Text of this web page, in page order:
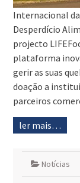
Internacional
Desperdício
projecto
plataforma
gerir as suas
doação a
parceiros
ler mais…
Notícias